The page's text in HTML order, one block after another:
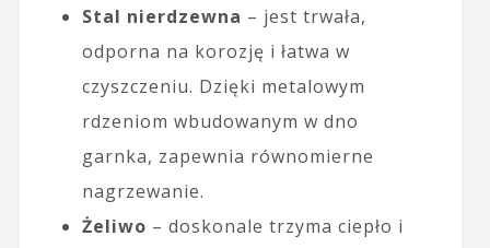
Stal nierdzewna – jest trwała,
odporna na korozję i łatwa w
czyszczeniu. Dzięki metalowym
rdzeniom wbudowanym w dno
garnka, zapewnia równomierne
nagrzewanie.
Żeliwo – doskonale trzyma ciepło i